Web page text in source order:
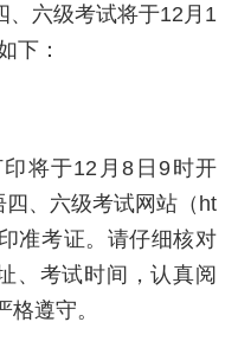
、六级考试将于12月1
下：
将于12月8日9时开
、六级考试网站（ht
准考证。请仔细核对
、考试时间，认真阅
格遵守。